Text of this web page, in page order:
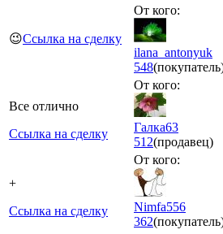
😉Ссылка на сделку
От кого:
ilana_antonyuk
548
Все отлично
Ссылка на сделку
От кого:
Галка63
512(продавец)
+
Ссылка на сделку
От кого:
Nimfa556
362